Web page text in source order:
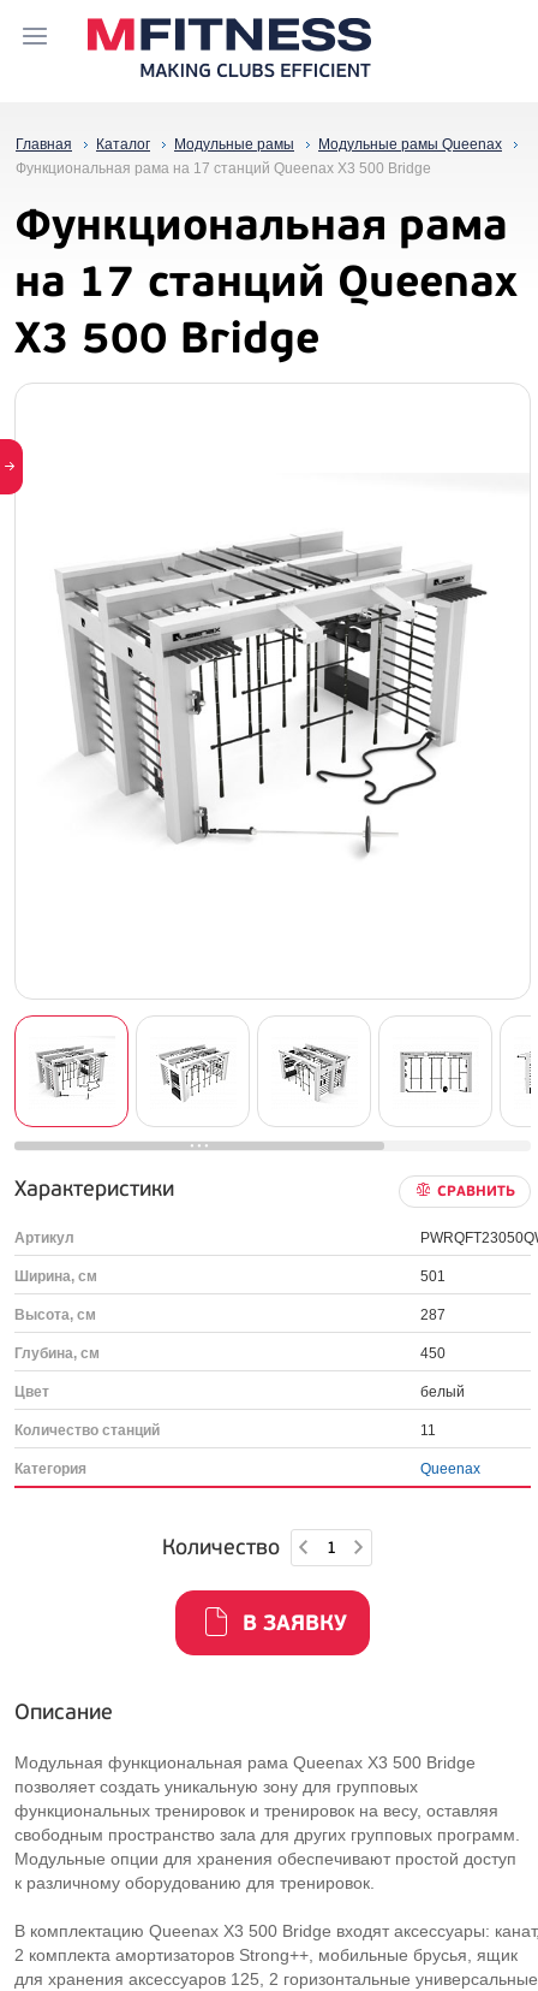
Главная Каталог Модульные рамы
Модульные рамы Queenax
Функциональная рама на 17 станций Queenax X3 500 Bridge
Функциональная рама
на 17 станций Queenax
X3 500 Bridge
Характеристики СРАВНИТЬ
Артикул
Ширина, см 501
Высота, см 287
Глубина, см 450
Цвет белый
Количество станций 11
Категория Queenax
Количество
В ЗАЯВКУ
Описание
Модульная функциональная рама Queenax X3 500 Bridge
позволяет создать уникальную зону для групповых
функциональных тренировок и тренировок на весу, оставляя
свободным пространство зала для других групповых программ.
Модульные опции для хранения обеспечивают простой доступ
к различному оборудованию для тренировок.
В комплектацию Queenax X3 500 Bridge входят аксессуары:
2 комплекта амортизаторов Strong++, мобильные брусья, ящик
для хранения аксессуаров 125, 2 горизонтальные универсальные